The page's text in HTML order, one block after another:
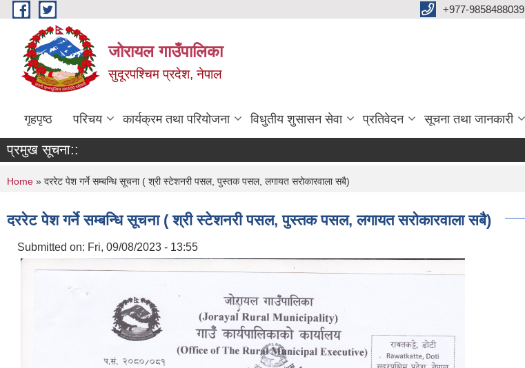
Skip to main content ‌+977-9858488039
जोरायल गाउँपालिका
सुदूरपश्चिम प्रदेश, नेपाल
गृहपृष्ठ परिचय कार्यक्रम तथा परियोजना विधुतीय शुसासन सेवा प्रतिवेदन सूचना तथा जानकारी
प्रमुख सूचना::
You are here
Home » दररेट पेश गर्ने सम्बन्धि सूचना ( श्री स्टेशनरी पसल, पुस्तक पसल, लगायत सरोकारवाला सबै)
दररेट पेश गर्ने सम्बन्धि सूचना ( श्री स्टेशनरी पसल, पुस्तक पसल, लगायत सरोकारवाला सबै)
Submitted on: Fri, 09/08/2023 - 13:55